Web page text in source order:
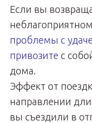
Если вы
проблемы с
привозите с
дома.
Эффект от
направлении
вы съездили в